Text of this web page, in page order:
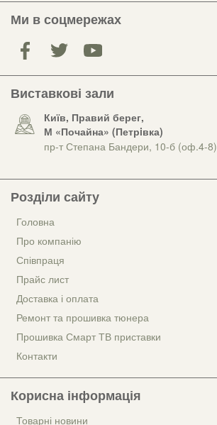
Ми в соцмережах
Виставкові зали
Київ, Правий берег,
М «Почайна» (Петрiвка)
пр-т Степана Бандери, 10-б (оф.4-8)
Розділи сайту
Головна
Про компанію
Співпраця
Прайс лист
Доставка і оплата
Ремонт та прошивка тюнера
Прошивка Смарт ТВ приставки
Контакти
Корисна інформація
Товарні новини